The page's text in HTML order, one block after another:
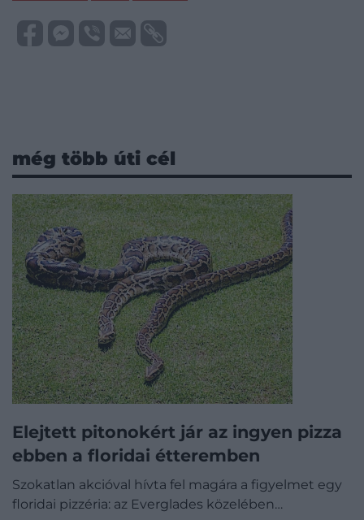
még több úti cél
Elejtett pitonokért jár az ingyen pizza
ebben a floridai étteremben
Szokatlan akcióval hívta fel magára a figyelmet egy
floridai pizzéria: az Everglades közelében…